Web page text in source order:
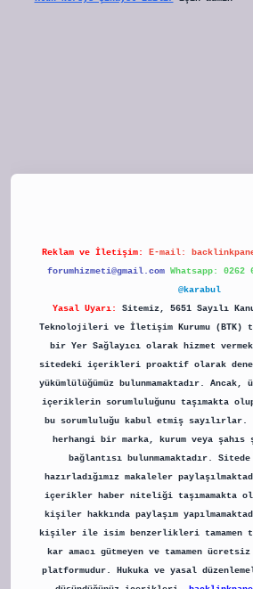
Reklam ve İletişim: E-mail:
forumhizmeti@gmail.com Whatsapp: 0262
@karabul
Yasal Uyarı:
Sitemiz, 5651 Sayılı
Teknolojileri ve İletişim Kurumu (BTK)
bir Yer Sağlayıcı olarak hizmet
sitedeki içerikleri proaktif olarak
yükümlülüğümüz bulunmamaktadır.
içeriklerin sorumluluğunu taşımakta
bu sorumluluğu kabul etmiş
herhangi bir marka, kurum veya
bağlantısı bulunmamaktadır.
hazırladığımız makaleler
içerikler haber niteliği taşımamakta
kişiler hakkında paylaşım
kişiler ile isim benzerlikleri tamamen
kar amacı gütmeyen ve tamamen
platformudur. Hukuka ve yasal